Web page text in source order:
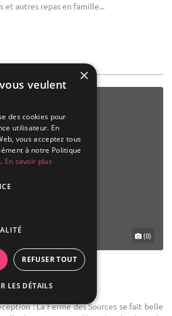
et autres repas en famille...
(0)
Corps de Ferme
: La Ferme des Sources se fait belle
×
veulent
des cookies pour
utilisateur. En
vous acceptez tous
à notre Politique
En savoir plus
REFUSER TOUT
LES DÉTAILS